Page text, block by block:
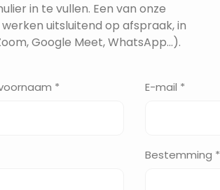
in te vullen. Een van onze
uitsluitend op afspraak, in
Google Meet, WhatsApp...).
* E-mail *
Bestemming *